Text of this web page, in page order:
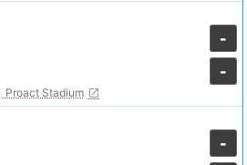
-
-
Proact Stadium
-